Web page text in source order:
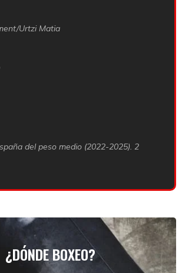
Urtzi Matia
del peso medio (2022-2025). 2
¿DÓNDE BOXEO?